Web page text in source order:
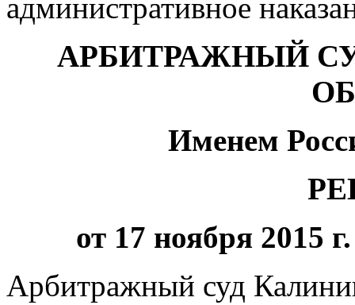
административное
АРБИТРАЖНЫЙ
Именем
от 17 ноября 2015
Арбитражный суд